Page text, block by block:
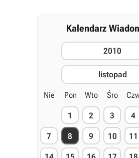
Kalendarz
2010
listopad
Nie Pon Wto Śro
1 2 3 4
7 8 9 10 11